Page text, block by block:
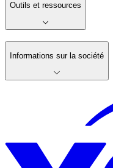
Outils et ressources
Informations sur la société